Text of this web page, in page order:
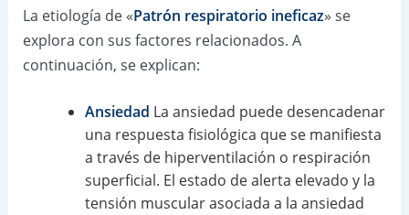
La etiología de «Patrón respiratorio ineficaz» se
explora con sus factores relacionados. A
continuación, se explican:
Ansiedad La ansiedad puede desencadenar
una respuesta fisiológica que se manifiesta
a través de hiperventilación o respiración
superficial. El estado de alerta elevado y la
tensión muscular asociada a la ansiedad